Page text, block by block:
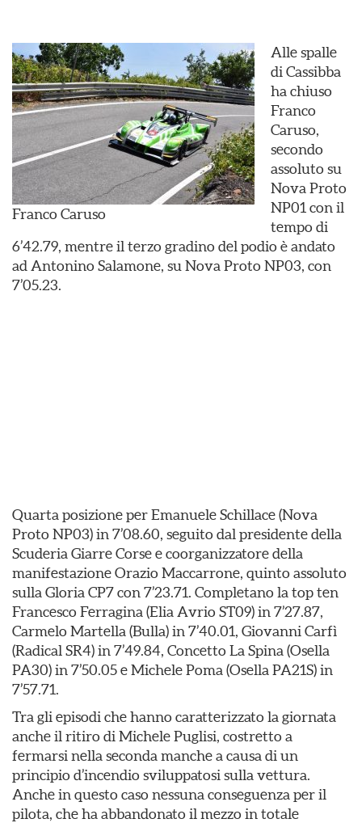
Franco Caruso
Alle spalle
di Cassibba
ha chiuso
Franco
Caruso,
secondo
assoluto su
Nova Proto
NP01 con il
tempo di
6’42.79, mentre il terzo gradino del podio è andato
ad Antonino Salamone, su Nova Proto NP03, con
7’05.23.
Quarta posizione per Emanuele Schillace (Nova
Proto NP03) in 7’08.60, seguito dal presidente della
Scuderia Giarre Corse e coorganizzatore della
manifestazione Orazio Maccarrone, quinto assoluto
sulla Gloria CP7 con 7’23.71. Completano la top ten
Francesco Ferragina (Elia Avrio ST09) in 7’27.87,
Carmelo Martella (Bulla) in 7’40.01, Giovanni Carfì
(Radical SR4) in 7’49.84, Concetto La Spina (Osella
PA30) in 7’50.05 e Michele Poma (Osella PA21S) in
7’57.71.
Tra gli episodi che hanno caratterizzato la giornata
anche il ritiro di Michele Puglisi, costretto a
fermarsi nella seconda manche a causa di un
principio d’incendio sviluppatosi sulla vettura.
Anche in questo caso nessuna conseguenza per il
pilota, che ha abbandonato il mezzo in totale